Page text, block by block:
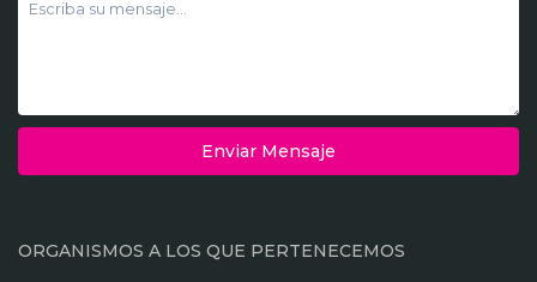
Enviar Mensaje
ORGANISMOS A LOS QUE PERTENECEMOS